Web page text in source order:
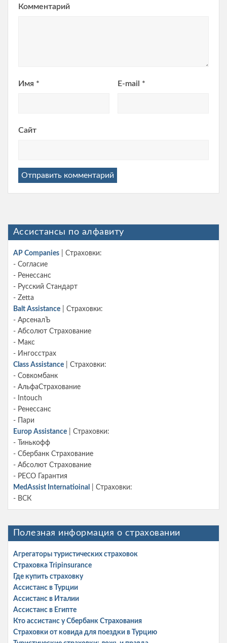
Комментарий
Имя * E-mail *
Сайт
Ассистансы по алфавиту
AP Companies | Страховки:
- Согласие
- Ренессанс
- Русский Стандарт
- Zetta
Balt Assistance | Страховки:
- АрсеналЪ
- Абсолют Страхование
- Макс
- Ингосстрах
Class Assistance | Страховки:
- Совкомбанк
- АльфаСтрахование
- Intouch
- Ренессанс
- Пари
Europ Assistance | Страховки:
- Тинькофф
- Сбербанк Страхование
- Абсолют Страхование
- РЕСО Гарантия
MedAssist Internatioinal
| Страховки:
- ВСК
Полезная информация о страховании
Агрегаторы туристических страховок
Страховка Tripinsurance
Где купить страховку
Ассистанс в Турции
Ассистанс в Италии
Ассистанс в Египте
Кто ассистанс у Сбербанк Страхования
Страховки от ковида для поездки в Турцию